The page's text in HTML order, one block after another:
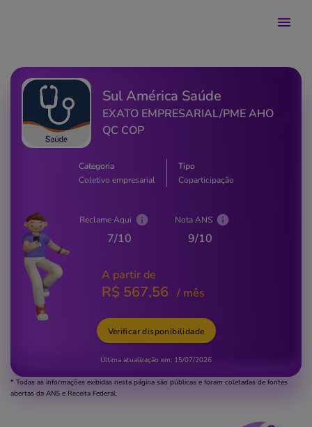
Sul América Saúde
EXATO EMPRESARIAL/PME AHO
QC COP
Categoria
Coletivo empresarial
Tipo
Coparticipação
A partir de
R$ 567,56 / mês
Reclame Aqui
7/10
Nota ANS
9/10
Última atualização em: 15/07/2026
Verificar disponibilidade
* Todas as informações exibidas nesta página são públicas e foram coletadas de fontes
abertas da ANS e Receita Federal.